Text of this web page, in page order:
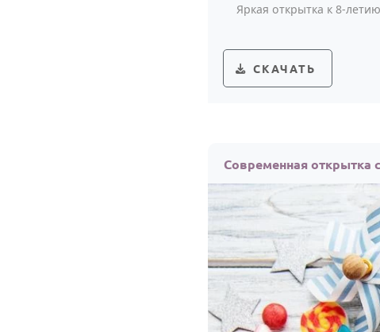
Яркая открытка к 8-
СКАЧАТЬ
Современная открытка